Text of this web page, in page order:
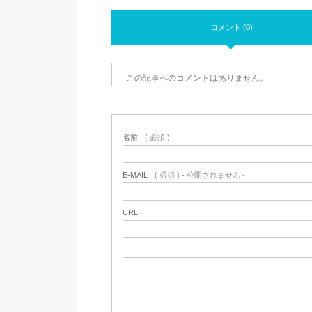
コメント (0)
この記事へのコメントはありません。
名前 ( 必須 )
E-MAIL ( 必須 ) - 公開されません -
URL